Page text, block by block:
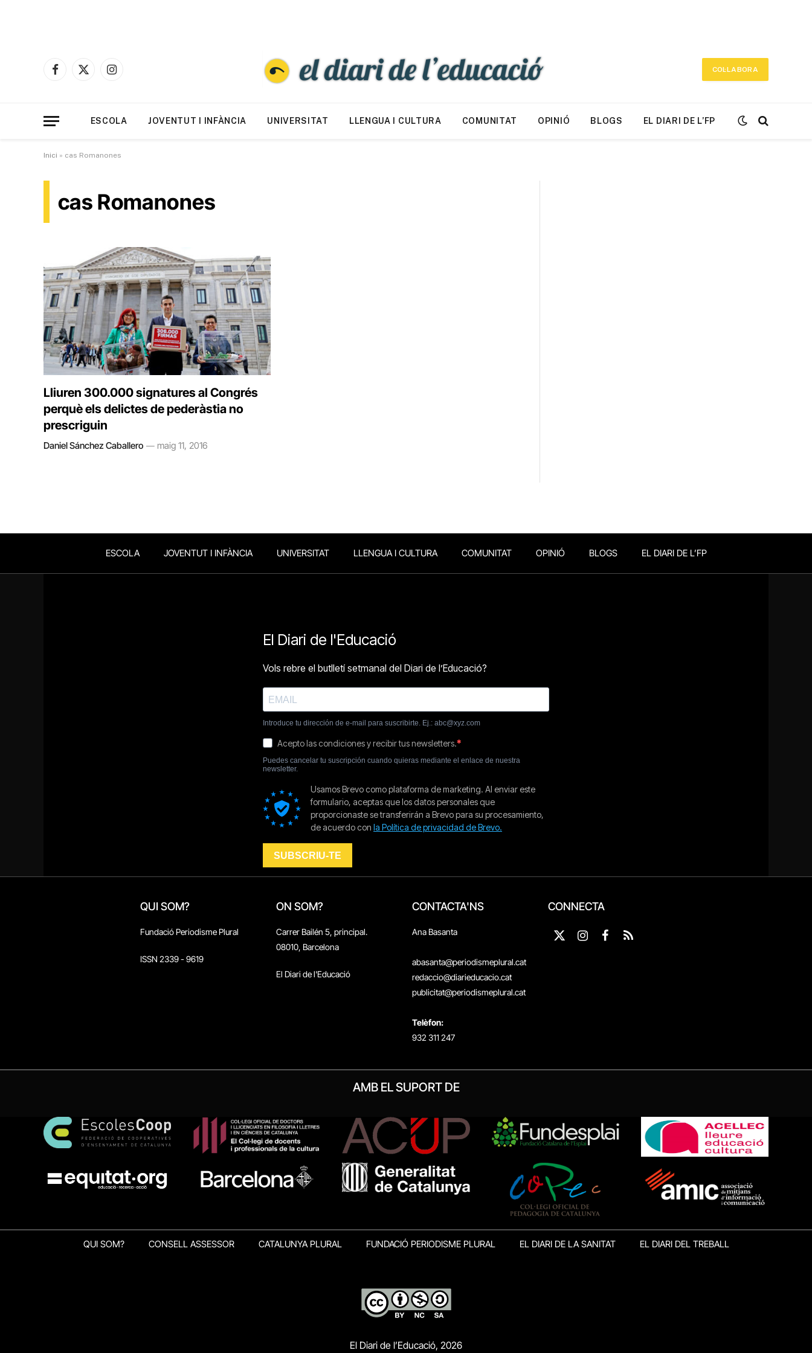
Facebook
X
Instagram
COL·LABORA
ESCOLA JOVENTUT I INFÀNCIA UNIVERSITAT LLENGUA I CULTURA COMUNITAT OPINIÓ BLOGS EL DIARI DE L’FP
Inici » cas Romanones
cas Romanones
Lliuren 300.000 signatures al Congrés
perquè els delictes de pederàstia no
prescriguin
Daniel Sánchez Caballero maig 11, 2016
ESCOLA JOVENTUT I INFÀNCIA UNIVERSITAT LLENGUA I CULTURA COMUNITAT OPINIÓ BLOGS EL DIARI DE L’FP
QUI SOM?
Fundació Periodisme Plural
ISSN 2339 - 9619
ON SOM?
Carrer Bailén 5, principal.
08010, Barcelona
El Diari de l'Educació
CONTACTA'NS
Ana Basanta
abasanta@periodismeplural.cat
redaccio@diarieducacio.cat
publicitat@periodismeplural.cat
Telèfon:
932 311 247
CONNECTA
X
Instagram
Facebook
RSS
AMB EL SUPORT DE
QUI SOM? CONSELL ASSESSOR CATALUNYA PLURAL FUNDACIÓ PERIODISME PLURAL EL DIARI DE LA SANITAT EL DIARI DEL TREBALL
El Diari de l’Educació, 2026